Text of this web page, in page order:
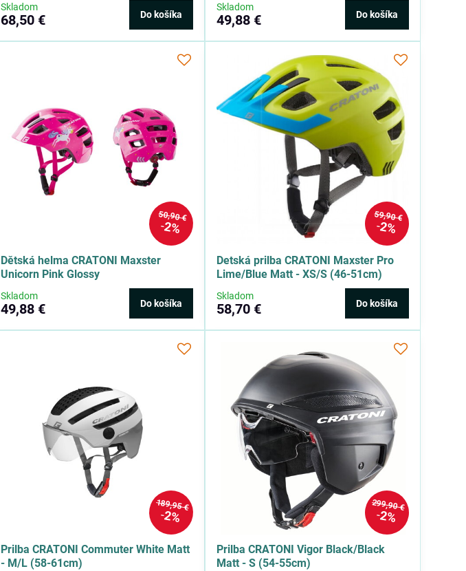
Skladom
68,50 € Do košíka
Skladom
49,88 € Do košíka
50,90 €
2%
Dětská helma CRATONI Maxster
Unicorn Pink Glossy
Skladom
49,88 € Do košíka
59,90 €
2%
Detská prilba CRATONI Maxster Pro
Lime/Blue Matt - XS/S (46-51cm)
Skladom
58,70 € Do košíka
189,95 €
2%
Prilba CRATONI Commuter White Matt
- M/L (58-61cm)
299,90 €
2%
Prilba CRATONI Vigor Black/Black
Matt - S (54-55cm)